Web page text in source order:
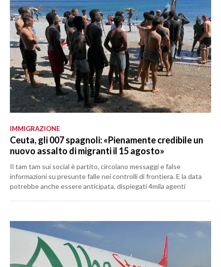
IMMIGRAZIONE
Ceuta, gli 007 spagnoli: «Pienamente credibile un
nuovo assalto di migranti il 15 agosto»
Il tam tam sui social è partito, circolano messaggi e false
informazioni su presunte falle nei controlli di frontiera. E la data
potrebbe anche essere anticipata, dispiegati 4mila agenti